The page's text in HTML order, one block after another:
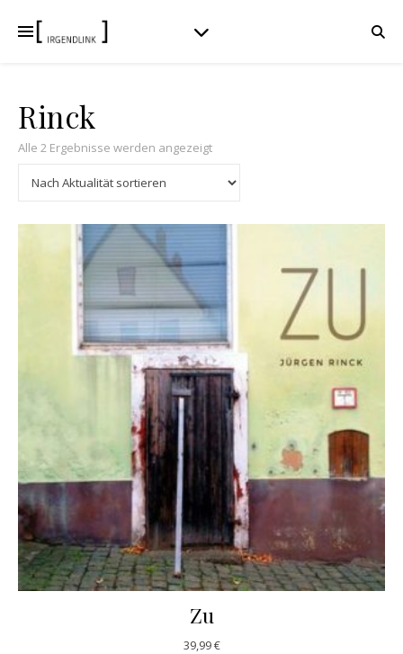
Rinck
Alle 2 Ergebnisse werden angezeigtNach Aktualität sortiert
Zu
39,99€